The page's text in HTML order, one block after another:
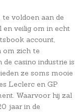
voldoen aan de
en veilig om in echt
account,
om zich te
casino industrie is
ze soms mooie
Leclerc en GP
Waarvoor hij zal
jaar in de